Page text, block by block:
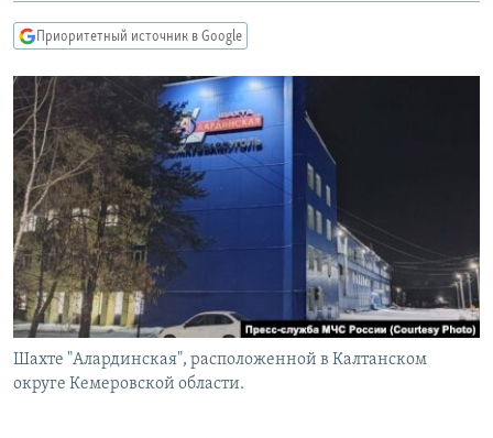
главной
навигации
Вернутся
поиску
IDEL.РЕАЛИИ
КАВКАЗ.РЕАЛИИ
СЕВЕР.РЕАЛИИ
СИБИРЬ.РЕАЛИИ
РАСПИСАНИЕ ВЕЩАНИЯ
ПОДПИШИТЕСЬ НА РАССЫЛКУ
СОЦИАЛЬНЫЕ СЕТИ
Приоритетный источник в Google
Шахте "Алардинская", расположенной в Калтанском
округе Кемеровской области.